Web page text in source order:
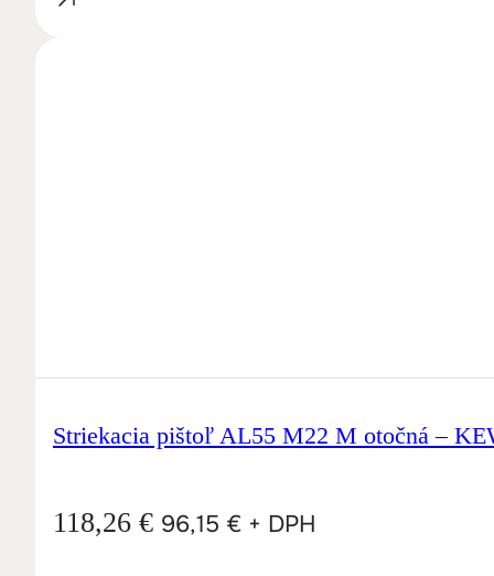
Striekacia pištoľ AL55 M22 M otočná –
118,26 € 96,15 € + DPH